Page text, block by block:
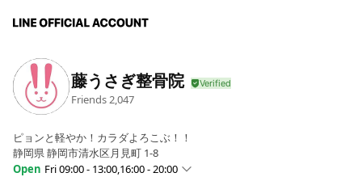
藤うさぎ整骨院
Friends 2,047
ピョンと軽やか！カラダよろこぶ！！
静岡県 静岡市清水区月見町 1-8
Open Fri 09:00 - 13:00,16:00 - 20:00